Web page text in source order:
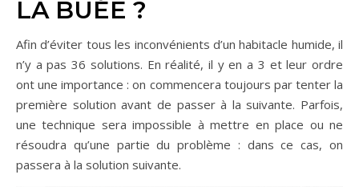
LA BUÉE ?
Afin d’éviter tous les inconvénients d’un habitacle humide, il
n’y a pas 36 solutions. En réalité, il y en a 3 et leur ordre
ont une importance : on commencera toujours par tenter la
première solution avant de passer à la suivante. Parfois,
une technique sera impossible à mettre en place ou ne
résoudra qu’une partie du problème : dans ce cas, on
passera à la solution suivante.